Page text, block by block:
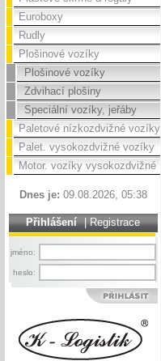
Euroboxy
Rudly
Plošinové vozíky
Plošinové vozíky
Zdvihací plošiny
Speciální vozíky, jeřáby
Paletové nízkozdvižné vozíky
Palet. vysokozdvižné vozíky
Motor. vozíky vysokozdvižné
Dnes je: 09.08.2026, 05:38
Přihlášení |Registrace
jméno:
heslo: